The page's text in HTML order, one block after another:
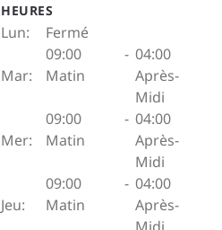
HEURES
Lun: Fermé
Mar:
09:00
Matin
- 04:00
Après-
Midi
Mer:
09:00
Matin
- 04:00
Après-
Midi
Jeu:
09:00
Matin
- 04:00
Après-